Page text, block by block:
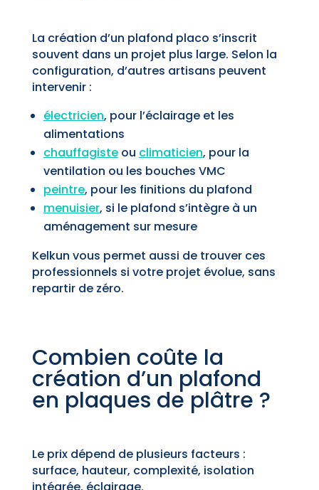
La création d’un plafond placo s’inscrit
souvent dans un projet plus large. Selon la
configuration, d’autres artisans peuvent
intervenir :
électricien, pour l’éclairage et les
alimentations
chauffagisteou climaticien, pour la
ventilation ou les bouches VMC
peintre, pour les finitions du plafond
menuisier, si le plafond s’intègre à un
aménagement sur mesure
Kelkun vous permet aussi de trouver ces
professionnels si votre projet évolue, sans
repartir de zéro.
Combien coûte la
création d’un plafond
en plaques de plâtre ?
Le prix dépend de plusieurs facteurs :
surface, hauteur, complexité, isolation
intégrée, éclairage.